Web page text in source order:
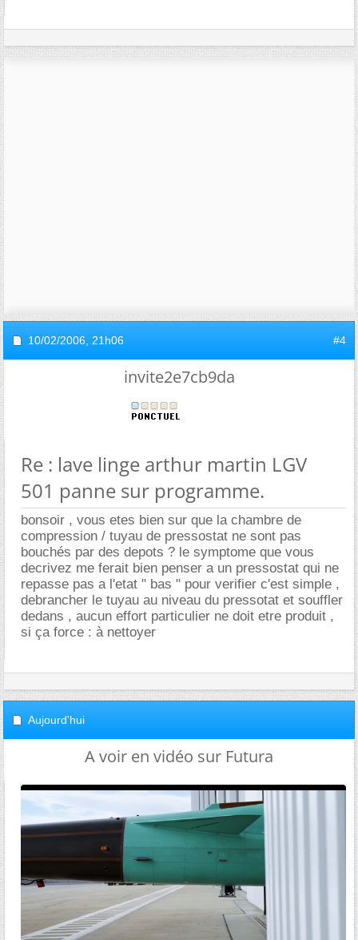
10/02/2006, 21h06 #4
invite2e7cb9da
Re : lave linge arthur martin LGV
501 panne sur programme.
bonsoir , vous etes bien sur que la chambre de
compression / tuyau de pressostat ne sont pas
bouchés par des depots ? le symptome que vous
decrivez me ferait bien penser a un pressostat qui ne
repasse pas a l'etat " bas " pour verifier c'est simple ,
debrancher le tuyau au niveau du pressotat et souffler
dedans , aucun effort particulier ne doit etre produit ,
si ça force : à nettoyer
Aujourd'hui
A voir en vidéo sur Futura